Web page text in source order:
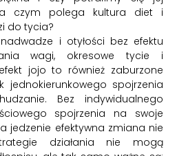
czym polega kultura diet i
do tycia?
i otyłości bez efektu
wagi, okresowe tycie i
jojo to również zaburzone
jednokierunkowego spojrzenia
Bez indywidualnego
spojrzenia na swoje
jedzenie efektywna zmiana nie
działania nie mogą